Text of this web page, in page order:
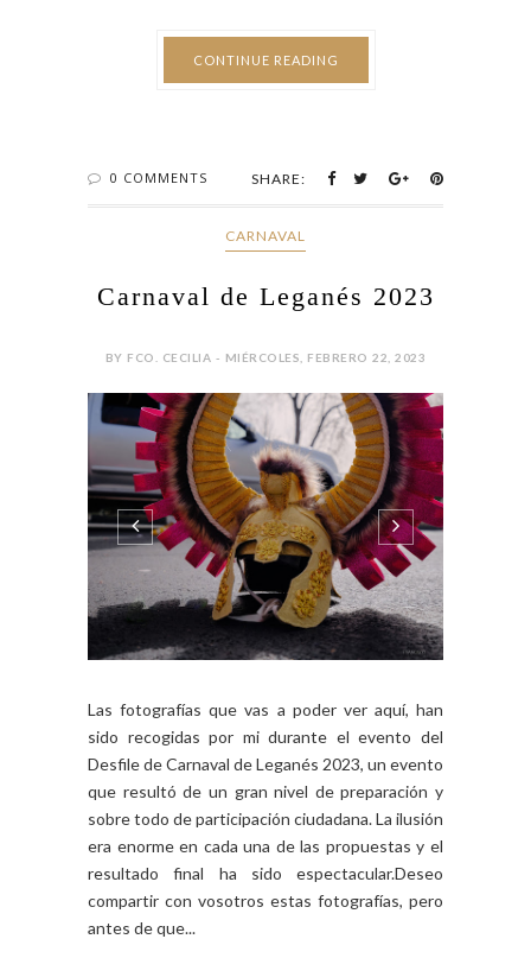
CONTINUE READING
0 COMMENTS SHARE:
CARNAVAL
Carnaval de Leganés 2023
BY FCO. CECILIA - MIÉRCOLES, FEBRERO 22, 2023
Las fotografías que vas a poder ver aquí, han
sido recogidas por mi durante el evento del
Desfile de Carnaval de Leganés 2023, un evento
que resultó de un gran nivel de preparación y
sobre todo de participación ciudadana. La ilusión
era enorme en cada una de las propuestas y el
resultado final ha sido espectacular.Deseo
compartir con vosotros estas fotografías, pero
antes de que...